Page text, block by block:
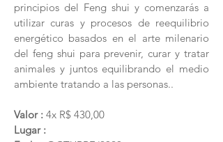
principios del Feng shui y comenzarás a
utilizar curas y procesos de reequilibrio
energético basados en el arte milenario
del feng shui para prevenir, curar y tratar
animales y juntos equilibrando el medio
ambiente tratando a las personas..
Valor : 4x R$ 430,00
Lugar :